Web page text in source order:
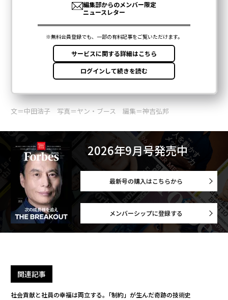
文＝中田浩子 写真＝ヤン・ブース 編集＝神吉弘邦
2026年9月号発売中
最新号の購入はこちらから
メンバーシップに登録する
関連記事
社会貢献と社員の幸福は両立する｡「制約」が生んだ奇跡の技術史